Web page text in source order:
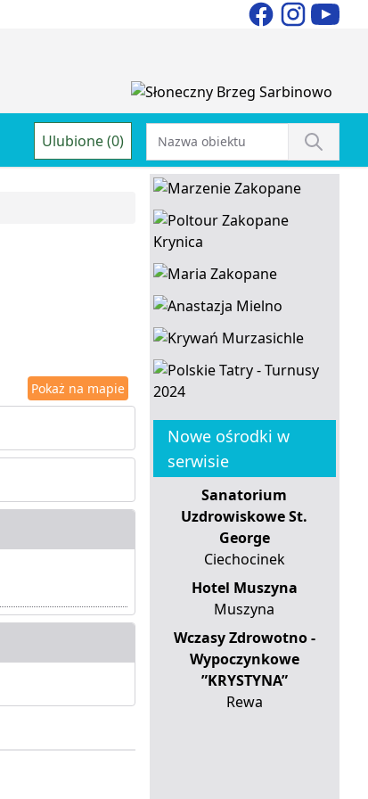
Ulubione (0)
Pokaż na mapie
Nowe ośrodki w
serwisie
Sanatorium
Uzdrowiskowe St.
George
Ciechocinek
Hotel Muszyna
Muszyna
Wczasy Zdrowotno -
Wypoczynkowe
”KRYSTYNA”
Rewa